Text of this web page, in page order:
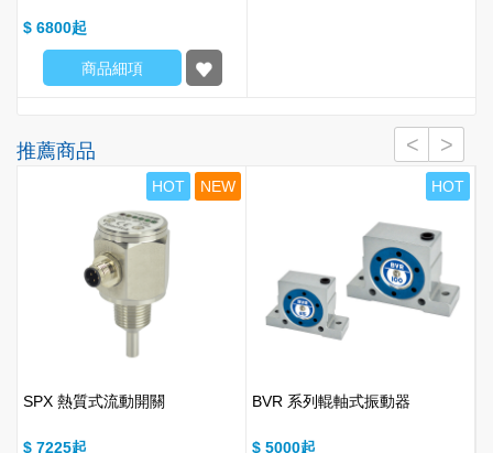
$ 6800
商品細項
推薦商品
HOT NEW
SPX 熱質式流動開關
$ 7225
HOT
BVR 系列輥軸式振動器
$ 5000